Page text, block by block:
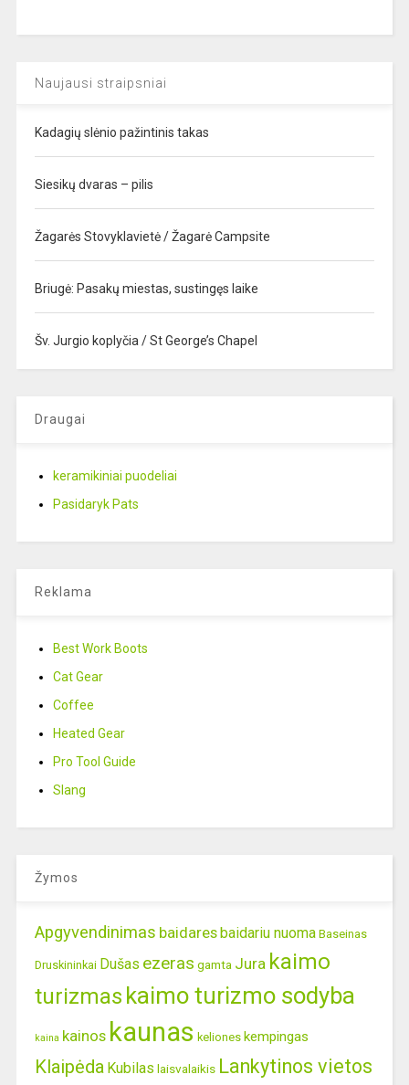
Naujausi straipsniai
Kadagių slėnio pažintinis takas
Siesikų dvaras – pilis
Žagarės Stovyklavietė / Žagarė Campsite
Briugė: Pasakų miestas, sustingęs laike
Šv. Jurgio koplyčia / St George’s Chapel
Draugai
keramikiniai puodeliai
Pasidaryk Pats
Reklama
Best Work Boots
Cat Gear
Coffee
Heated Gear
Pro Tool Guide
Slang
Žymos
Apgyvendinimas baidaresbaidariu nuoma Baseinas
Druskininkai Dušas ezeras gamta Jura kaimo
turizmas kaimo turizmo sodyba
kaina kainos kaunas keliones kempingas
Klaipėda Kubilas laisvalaikis Lankytinos vietos